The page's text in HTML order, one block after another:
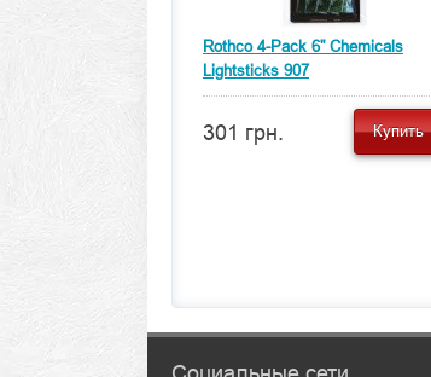
Rothco 4-Pack 6'' Chemicals
Lightsticks 907
301 грн. Купить